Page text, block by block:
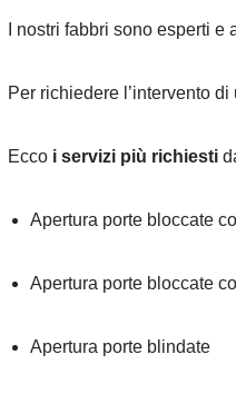
I nostri fabbri sono esperti
Per richiedere l’intervento
Ecco i servizi più richiesti
Apertura porte bloccate
Apertura porte bloccate
Apertura porte blindate